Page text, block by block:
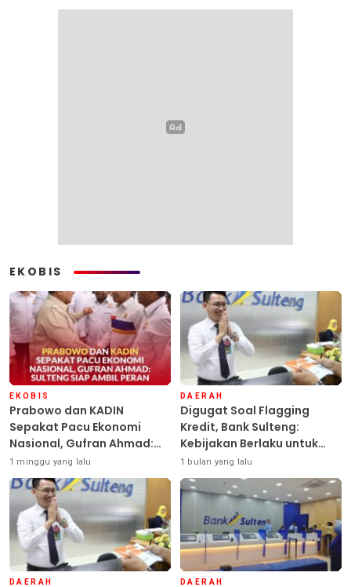
EKOBIS
EKOBIS
Prabowo dan KADIN
Sepakat Pacu Ekonomi
Nasional, Gufran Ahmad:
Sulteng Siap Ambil Peran
1 minggu yang lalu
DAERAH
Digugat Soal Flagging
Kredit, Bank Sulteng:
Kebijakan Berlaku untuk
Seluruh Debitur ASN
1 bulan yang lalu
DAERAH DAERAH